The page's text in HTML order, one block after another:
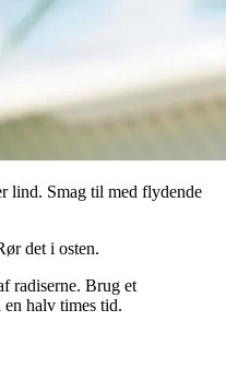
lind. Smag til med flydende
det i osten.
radiserne. Brug et
halv times tid.